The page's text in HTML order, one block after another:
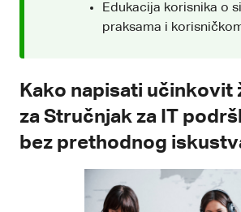
Edukacija korisnika o
praksama i
Kako napisati učinkovit
za Stručnjak za IT
bez prethodnog